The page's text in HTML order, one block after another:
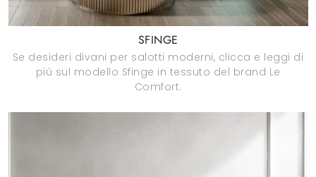
SFINGE
Se desideri divani per salotti moderni, clicca e leggi di
più sul modello Sfinge in tessuto del brand Le
Comfort.